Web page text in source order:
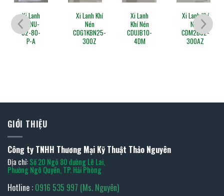
Xi Lanh
DSNU-
32-80-
P-A
Xi Lanh Khí
Nén
CDG1KBN25-
300Z
Xi Lanh
Khí Nén
CDUJB10-
4DM
Xi Lanh Khí
Nén
CDM2B32-
300AZ
GIỚI THIỆU
Công ty TNHH Thương Mại Kỹ Thuật Thảo Nguyên
Địa chỉ:Số 20 Ngõ 80 đường Lê Lai,
Phường Ngô Quyền, TP. Hải Phòng
Hotline : 0916 535 997 (Ms. Nguyên)